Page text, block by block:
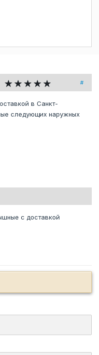
#
в Санкт-
следующих наружных
с доставкой